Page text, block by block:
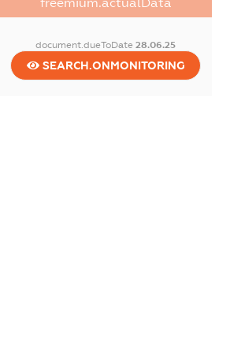
document.dueToDate28.06.25
SEARCH.ONMONITORING